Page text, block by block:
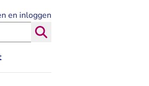
en inloggen